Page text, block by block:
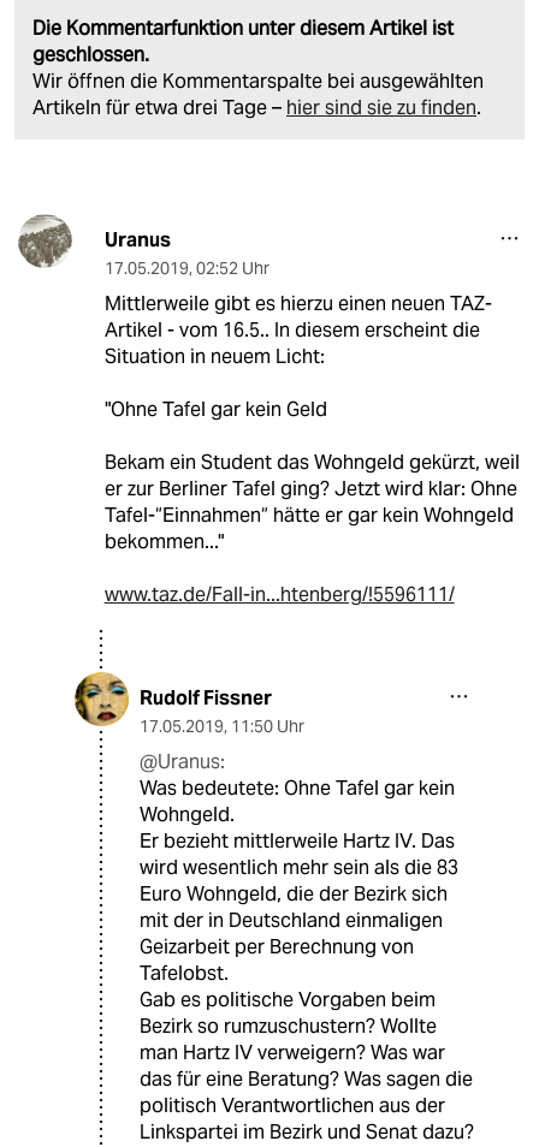
Die Kommentarfunktion unter diesem Artikel ist
geschlossen.
Wir öffnen die Kommentarspalte bei ausgewählten
Artikeln für etwa drei Tage – hier sind sie zu finden.
Uranus
17.05.2019, 02:52 Uhr
Mittlerweile gibt es hierzu einen neuen TAZ-
Artikel - vom 16.5.. In diesem erscheint die
Situation in neuem Licht:
"Ohne Tafel gar kein Geld
Bekam ein Student das Wohngeld gekürzt, weil
er zur Berliner Tafel ging? Jetzt wird klar: Ohne
Tafel-“Einnahmen“ hätte er gar kein Wohngeld
bekommen..."
www.taz.de/Fall-in...htenberg/!5596111/
Rudolf Fissner
17.05.2019, 11:50 Uhr
@Uranus:
Was bedeutete: Ohne Tafel gar kein
Wohngeld.
Er bezieht mittlerweile Hartz IV. Das
wird wesentlich mehr sein als die 83
Euro Wohngeld, die der Bezirk sich
mit der in Deutschland einmaligen
Geizarbeit per Berechnung von
Tafelobst.
Gab es politische Vorgaben beim
Bezirk so rumzuschustern? Wollte
man Hartz IV verweigern? Was war
das für eine Beratung? Was sagen die
politisch Verantwortlichen aus der
Linkspartei im Bezirk und Senat dazu?